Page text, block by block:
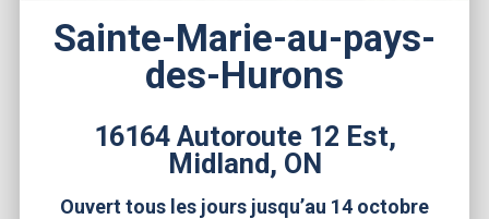
Sainte-Marie-au-pays-
des-Hurons
16164 Autoroute 12 Est,
Midland, ON
Ouvert tous les jours jusqu’au 14 octobre